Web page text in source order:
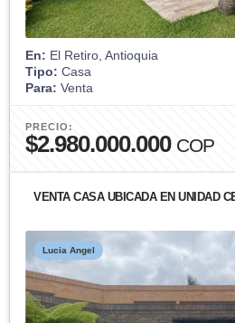
En: El Retiro, Antioquia
Tipo: Casa
Para: Venta
PRECIO:
$2.980.000.000 COP
VENTA CASA UBICADA EN UNIDAD
Lucia Angel